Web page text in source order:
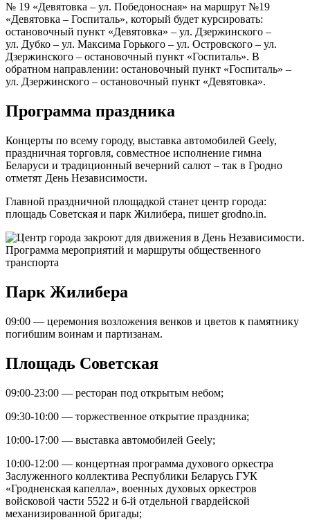
№ 19 «Девятовка – ул. Победоносная» на маршрут №19
«Девятовка – Госпиталь», который будет курсировать:
остановочный пункт «Девятовка» ‒ ул. Дзержинского ‒
ул. Дубко ‒ ул. Максима Горького ‒ ул. Островского – ул.
Дзержинского ‒ остановочный пункт «Госпиталь». В
обратном направлении: остановочный пункт «Госпиталь» –
ул. Дзержинского – остановочный пункт «Девятовка».
Программа праздника
Концерты по всему городу, выставка автомобилей Geely,
праздничная торговля, совместное исполнение гимна
Беларуси и традиционный вечерний салют – так в Гродно
отметят День Независимости.
Главной праздничной площадкой станет центр города:
площадь Советская и парк Жилибера, пишет grodno.in.
Парк Жилибера
09:00 — церемония возложения венков и цветов к памятнику
погибшим воинам и партизанам.
Площадь Советская
09:00-23:00 — ресторан под открытым небом;
09:30-10:00 — торжественное открытие праздника;
10:00-17:00 — выставка автомобилей Geely;
10:00-12:00 — концертная программа духового оркестра
Заслуженного коллектива Республики Беларусь ГУК
«Гродненская капелла», военных духовых оркестров
войсковой части 5522 и 6-й отдельной гвардейской
механизированной бригады;